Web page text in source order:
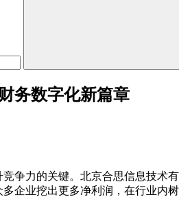
务数字化新篇章
争力的关键。北京合思信息技术
企业挖出更多净利润，在行业内树